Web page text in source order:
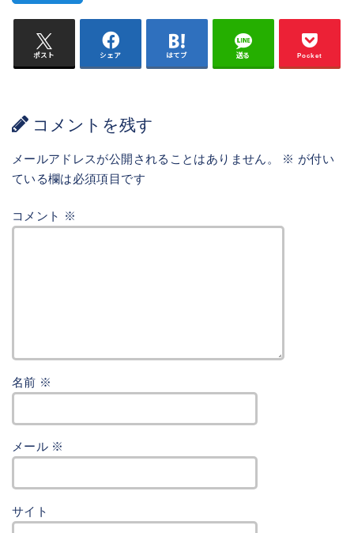
ポスト シェア はてブ 送る Pocket
コメントを残す
メールアドレスが公開されることはありません。 ※ が付い
ている欄は必須項目です
コメント ※
名前 ※
メール ※
サイト